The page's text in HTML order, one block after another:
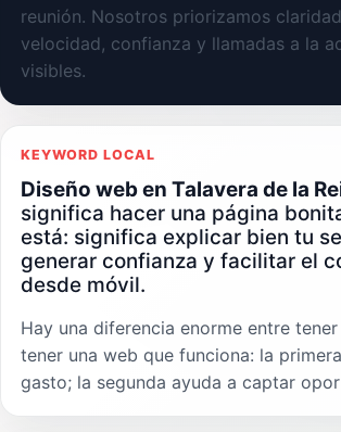
reunión. Nosotros priorizamos
velocidad, confianza y llamadas a la
visibles.
KEYWORD LOCAL
Diseño web en Talavera de la
significa hacer una página
está: significa explicar bien tu
generar confianza y facilitar el
desde móvil.
Hay una diferencia enorme entre
tener una web que funciona: la
gasto; la segunda ayuda a captar